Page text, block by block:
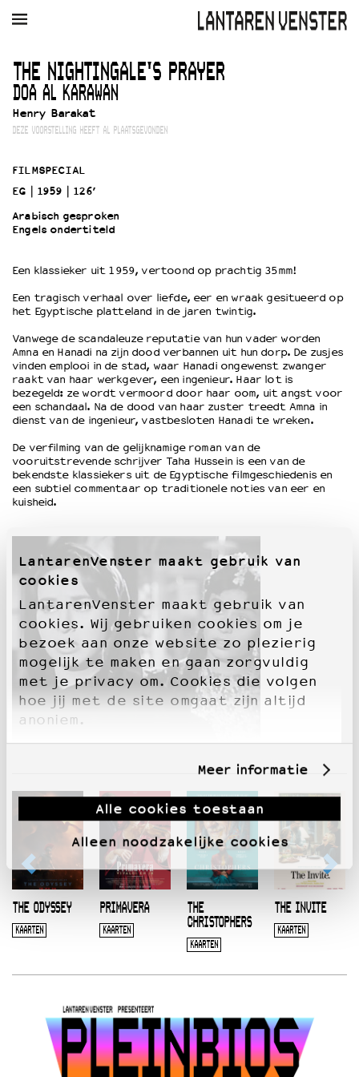
LantarenVenster maakt gebruik van
cookies
LantarenVenster maakt gebruik van
cookies. Wij gebruiken cookies om je
bezoek aan onze website zo plezierig
mogelijk te maken en gaan zorgvuldig
met je privacy om. Cookies die volgen
hoe jij met de site omgaat zijn altijd
anoniem.
Meer informatie
Alle cookies toestaan
Alleen noodzakelijke cookies
AGENDA FILM MUZIEK RESTAURANT
Winkelmandje
Zoek
Kaartverkoop
Filmprogramma’s Primair Onderwijs
Filmprogramma’s VO/MBO
Speciale educatieprogramma’s
OVER LANTARENVENSTER
Wat we doen
Wie is wie
Word vriend
Historie
Huisregels
Privacyverklaring
Integriteits- en gedragscode
Culturele boycot Israël
Ruimte voor artistieke vrijheid – VNPF
THE NIGHTINGALE'S PRAYER
DOA AL KARAWAN
Henry Barakat
DEZE VOORSTELLING HEEFT AL PLAATSGEVONDEN
FILMSPECIAL
EG
1959
126’
Arabisch gesproken
Engels ondertiteld
Een klassieker uit 1959, vertoond op prachtig 35mm!
Een tragisch verhaal over liefde, eer en wraak gesitueerd op
het Egyptische platteland in de jaren twintig.
Vanwege de scandaleuze reputatie van hun vader worden
Amna en Hanadi na zijn dood verbannen uit hun dorp. De zusjes
vinden emplooi in de stad, waar Hanadi ongewenst zwanger
raakt van haar werkgever, een ingenieur. Haar lot is
bezegeld: ze wordt vermoord door haar oom, uit angst voor
een schandaal. Na de dood van haar zuster treedt Amna in
dienst van de ingenieur, vastbesloten Hanadi te wreken.
De verfilming van de gelijknamige roman van de
vooruitstrevende schrijver Taha Hussein is een van de
bekendste klassiekers uit de Egyptische filmgeschiedenis en
een subtiel commentaar op traditionele noties van eer en
kuisheid.
THE ODYSSEY
KAARTEN
PRIMAVERA
KAARTEN
THE
CHRISTOPHERS
KAARTEN
THE INVITE
KAARTEN